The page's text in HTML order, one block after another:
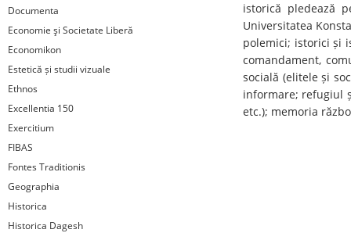
Documenta
Economie şi Societate Liberă
Economikon
Estetică și studii vizuale
Ethnos
Excellentia 150
Exercitium
FIBAS
Fontes Traditionis
Geographia
Historica
Historica Dagesh
istorică pledează
Universitatea
polemici; istorici și
comandament,
socială (elitele și
informare; refugiul
etc.); memoria